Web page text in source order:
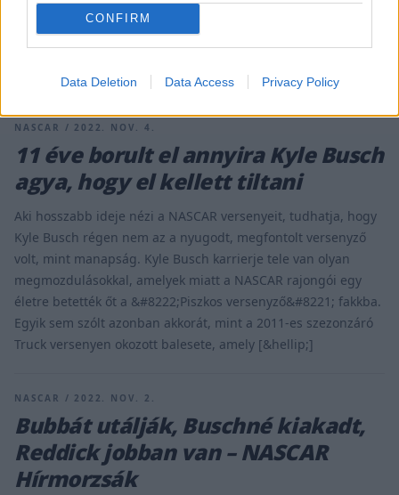
CONFIRM
Data Deletion Data Access Privacy Policy
operatív igazgatója 49 éves korában, álmában halt meg, alig
néhány órával azután, hogy fia, Ty a szezonzárón aratott
győzelmével megnyerte a 2022-es NASCAR Xfinity Series-t.
Meghalt az [&hellip;]
NASCAR / 2022. NOV. 4.
11 éve borult el annyira Kyle Busch
agya, hogy el kellett tiltani
Aki hosszabb ideje nézi a NASCAR versenyeit, tudhatja, hogy
Kyle Busch régen nem az a nyugodt, megfontolt versenyző
volt, mint manapság. Kyle Busch karrierje tele van olyan
megmozdulásokkal, amelyek miatt a NASCAR rajongói egy
életre betették őt a &#8222;Piszkos versenyző&#8221; fakkba.
Egyik sem szólt azonban akkorát, mint a 2011-es szezonzáró
Truck versenyen okozott balesete, amely [&hellip;]
NASCAR / 2022. NOV. 2.
Bubbát utálják, Buschné kiakadt,
Reddick jobban van – NASCAR
Hírmorzsák